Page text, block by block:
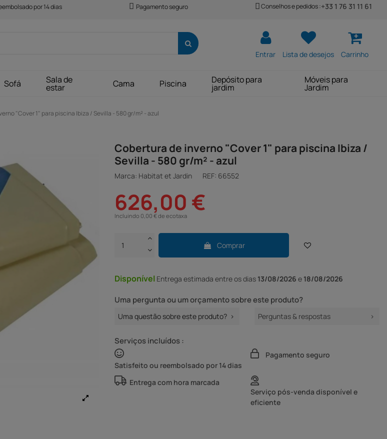
por 14 dias Pagamento seguro Conselhos e pedidos :+33 1 76 31 11 61
Entrar Lista de desejos Carrinho
Sofá Sala de
estar Cama Piscina Depósito para
jardim
Móveis para
Jardim
"Cover 1" para piscina Ibiza / Sevilla - 580 gr/m² - azul
Cobertura de inverno "Cover 1" para piscina Ibiza /
Sevilla - 580 gr/m² - azul
Marca: Habitat et Jardin REF: 66552
626,00 €
Incluindo 0,00 € de ecotaxa
Comprar
Disponível Entrega estimada entre os dias 13/08/2026 e 18/08/2026
Uma pergunta ou um orçamento sobre este produto?
Uma questão sobre este produto? Perguntas & respostas
Serviços incluídos :
Satisfeito ou reembolsado por 14 dias
Pagamento seguro
Entrega com hora marcada
Serviço pós-venda disponível e
eficiente